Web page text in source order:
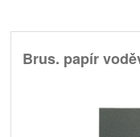
Brus. papír